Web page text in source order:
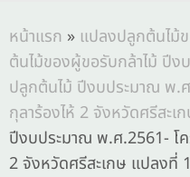
หน้าแรก » แปลงปลูกต้นไม้
ต้นไม้ของผู้ขอรับกล้าไม้ ปี
ปลูกต้นไม้ ปีงบประมาณ พ.
กุลาร้องไห้ 2 จังหวัดศรีสะเ
ปีงบประมาณ พ.ศ.2561- โ
2 จังหวัดศรีสะเกษ แปลงที่